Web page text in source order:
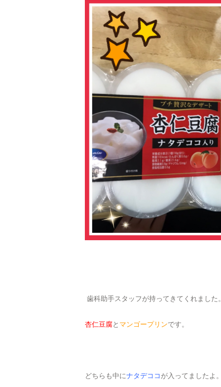
歯科助手スタッフが持ってきてくれました
杏仁豆腐と マンゴープリンです。
どちらも中にナタデココが入ってましたよ